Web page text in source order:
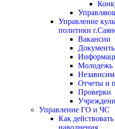
Управление
политики
Вакансии
Молодежь
Отчеты и
Проверки
Управление ГО и ЧС
Как